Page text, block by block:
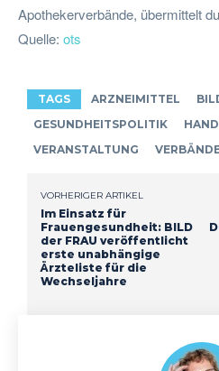
Apothekerverbände, übermittelt
Quelle: ots
TAGS ARZNEIMITTEL
GESUNDHEITSPOLITIK
VERANSTALTUNG
VORHERIGER ARTIKEL
Im Einsatz für
Frauengesundheit: BILD
der FRAU veröffentlicht
erste unabhängige
Ärzteliste für die
Wechseljahre